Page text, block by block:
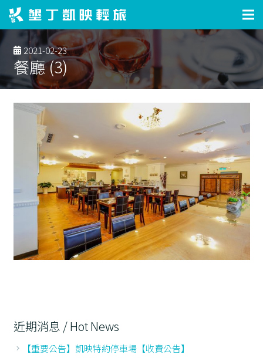
2021-02-23
餐廳 (3)
近期消息 / Hot News
【重要公告】凱映特約停車場【收費公告】